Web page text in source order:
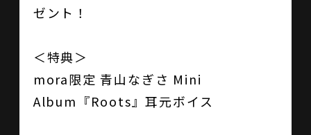
ゼント！
＜特典＞
mora限定 青山なぎさ Mini
Album『Roots』耳元ボイス